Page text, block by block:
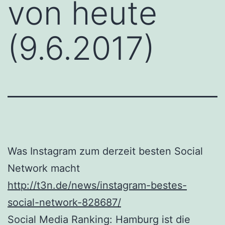
von heute
(9.6.2017)
Was Instagram zum derzeit besten Social
Network macht
http://t3n.de/news/instagram-bestes-
social-network-828687/
Social Media Ranking: Hamburg ist die